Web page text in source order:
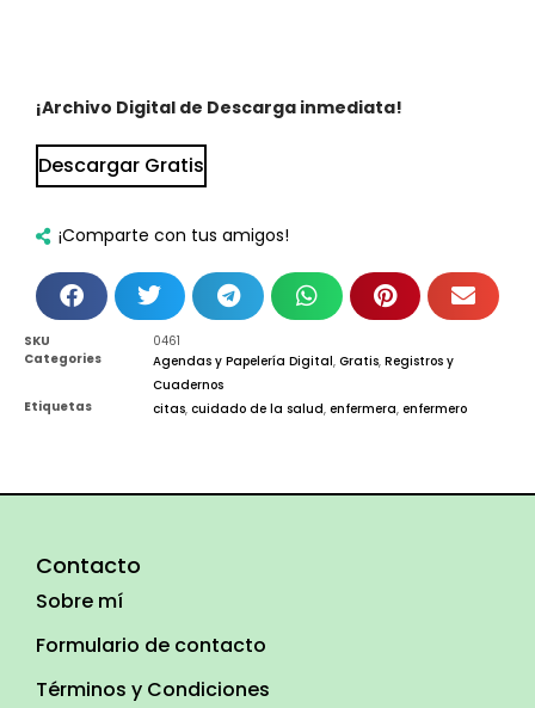
¡Archivo Digital de Descarga inmediata!
Descargar Gratis
¡Comparte con tus amigos!
SKU
0461
Categories
Agendas y Papelería Digital, Gratis, Registros y
Cuadernos
Etiquetas
citas, cuidado de la salud, enfermera, enfermero
Contacto
Sobre mí
Formulario de contacto
Términos y Condiciones